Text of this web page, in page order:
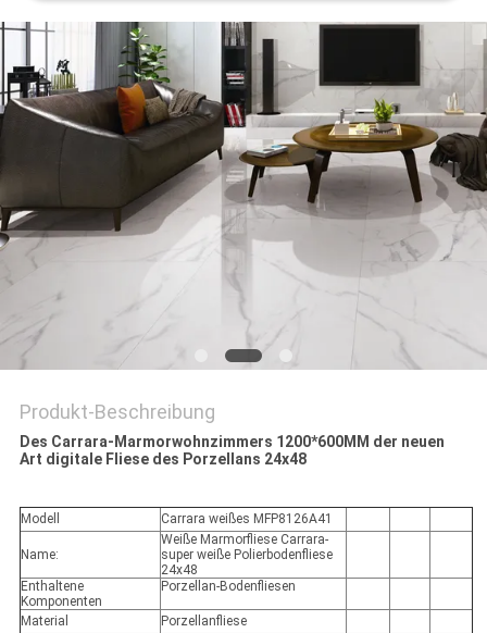
SITEMAP
DATENSCHUTZRICHTLINIE
Produkt-Beschreibung
Des Carrara-Marmorwohnzimmers 1200*600MM der neuen
Art digitale Fliese des Porzellans 24x48
Modell Carrara weißes MFP8126A41
Name:
Weiße Marmorfliese Carrara-
super weiße Polierbodenfliese
24x48
Enthaltene
Komponenten
Porzellan-Bodenfliesen
Material Porzellanfliese